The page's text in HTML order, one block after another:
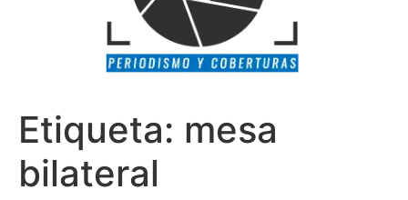
Etiqueta: mesa
bilateral